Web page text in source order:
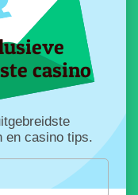
casino
en casino tips.